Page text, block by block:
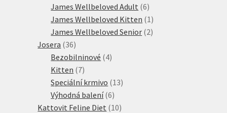
produktů
James Wellbeloved Adult 66
produktů
James Wellbeloved Kitten 1 1
produkt
James Wellbeloved Senior 22
Josera 3636
produktů
Bezobilninové 44
Kitten 77
produktů
Speciální krmivo 1313
Výhodná balení 66
produktů
Kattovit Feline Diet 1010